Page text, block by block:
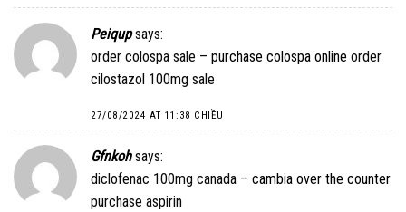
Peiqup says:
order colospa sale – purchase colospa online order
cilostazol 100mg sale
27/08/2024 AT 11:38 CHIỀU
Gfnkoh says:
diclofenac 100mg canada – cambia over the counter
purchase aspirin